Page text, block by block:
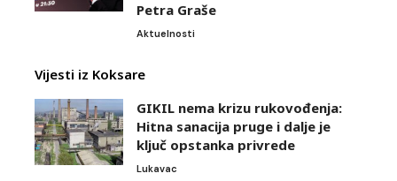
Petra Graše
Aktuelnosti
Vijesti iz Koksare
GIKIL nema krizu rukovođenja:
Hitna sanacija pruge i dalje je
ključ opstanka privrede
Lukavac